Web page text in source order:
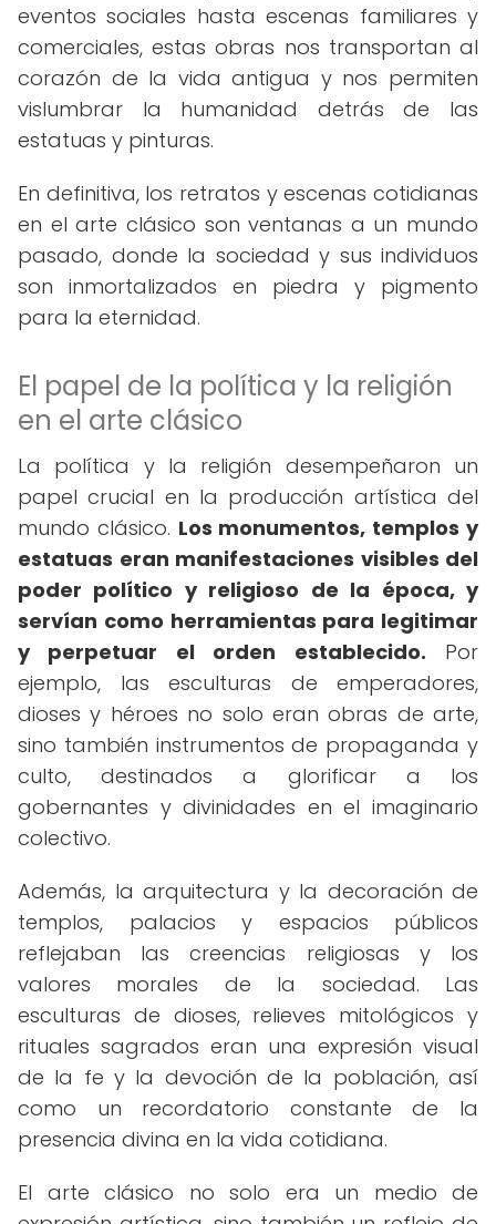
eventos sociales hasta escenas familiares y
comerciales, estas obras nos transportan al
corazón de la vida antigua y nos permiten
vislumbrar la humanidad detrás de las
estatuas y pinturas.
En definitiva, los retratos y escenas cotidianas
en el arte clásico son ventanas a un mundo
pasado, donde la sociedad y sus individuos
son inmortalizados en piedra y pigmento
para la eternidad.
El papel de la política y la religión
en el arte clásico
La política y la religión desempeñaron un
papel crucial en la producción artística del
mundo clásico. Los monumentos, templos y
estatuas eran manifestaciones visibles del
poder político y religioso de la época, y
servían como herramientas para legitimar
y perpetuar el orden establecido. Por
ejemplo, las esculturas de emperadores,
dioses y héroes no solo eran obras de arte,
sino también instrumentos de propaganda y
culto, destinados a glorificar a los
gobernantes y divinidades en el imaginario
colectivo.
Además, la arquitectura y la decoración de
templos, palacios y espacios públicos
reflejaban las creencias religiosas y los
valores morales de la sociedad. Las
esculturas de dioses, relieves mitológicos y
rituales sagrados eran una expresión visual
de la fe y la devoción de la población, así
como un recordatorio constante de la
presencia divina en la vida cotidiana.
El arte clásico no solo era un medio de